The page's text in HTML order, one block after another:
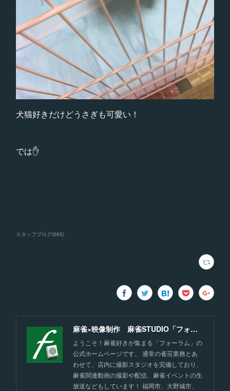
犬猫好きだけどうさぎも可愛い！
では✋
スタッフブログ(565)
麻雀×映像制作 麻雀STUDIO「フォーラム」福岡
ようこそ！麻雀好きが集まる「フォーラム」の
公式ホームページです。 通常の雀荘業務とあ
わせて、店内に撮影スタジオを完備しており、
麻雀関連動画の撮影や配信、麻雀イベントの生
放送などもしています！ 福岡市、大野城市、